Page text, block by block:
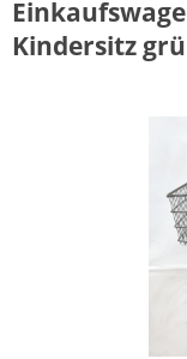
Kindersitz